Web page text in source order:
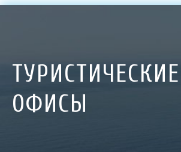
ТУРИСТИЧЕСКИЕ
ОФИСЫ